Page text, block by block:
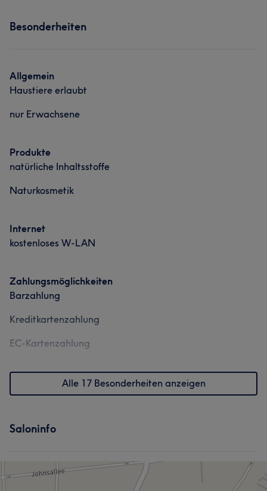
Besonderheiten
Allgemein
Haustiere erlaubt
nur Erwachsene
Produkte
natürliche Inhaltsstoffe
Naturkosmetik
Internet
kostenloses W-LAN
Zahlungsmöglichkeiten
Barzahlung
Kreditkartenzahlung
EC-Kartenzahlung
Alle 17 Besonderheiten anzeigen
Saloninfo